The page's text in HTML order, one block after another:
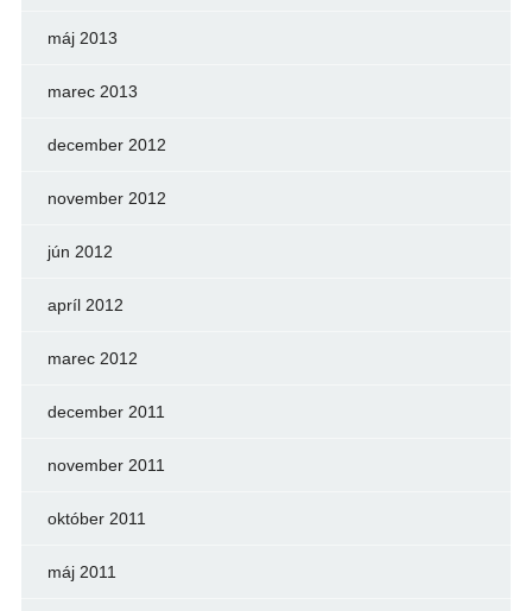
máj 2013
marec 2013
december 2012
november 2012
jún 2012
apríl 2012
marec 2012
december 2011
november 2011
október 2011
máj 2011